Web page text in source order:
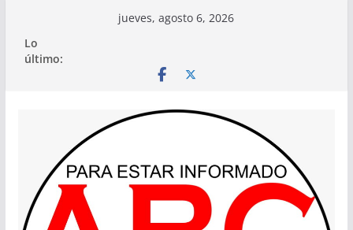
contenido
jueves, agosto 6, 2026
Lo
último: